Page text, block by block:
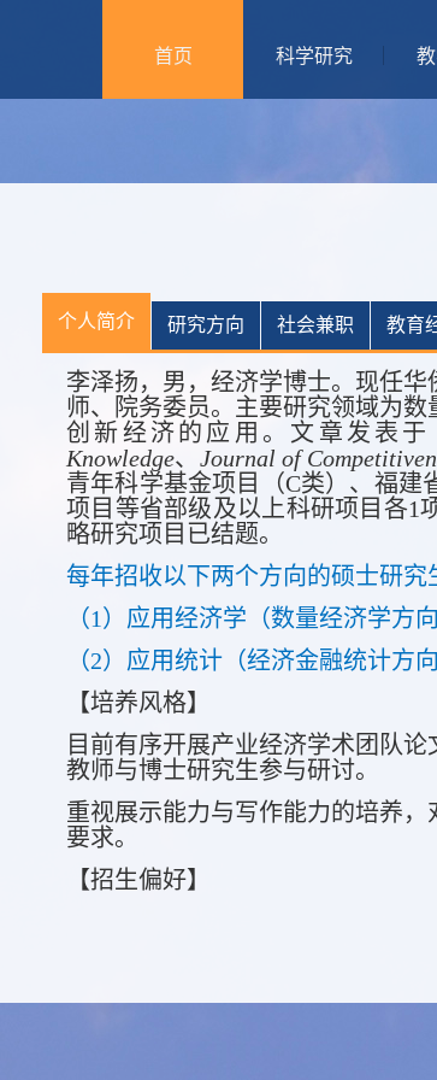
首页 科学研究
个人简介 研究方向 社会兼职 教育
李泽扬，男，经济学博士。现任
师、院务委员。 主要研究领域为
创新经济的应用 。文章发表
Knowledge、 Journal of
青年科学基金项目（C类）、福建
项目等省部级及以上科研项目各1
略研究项目已结题。
每年招收以下两个方向的硕士研究
（1）应用经济学（数量经济学方
（2）应用统计（经济金融统计方
【培养风格】
目前有序开展产业经济学术团队
教师与博士研究生参与研讨。
重视展示能力与写作能力的培养
要求。
【招生偏好】